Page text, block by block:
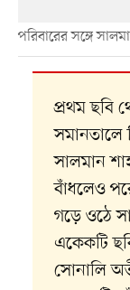
পরিবারের সঙ্গে
প্রথম ছবি
সমানতালে
সালমান
বাঁধলেও
গড়ে ওঠে
একেকটি
সোনালি